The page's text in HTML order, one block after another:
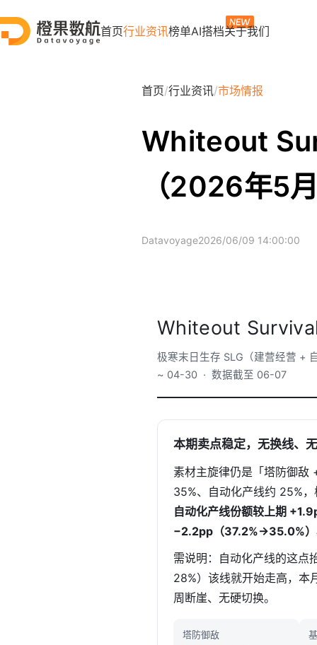
首页行业资讯榜单AI搭档关于我们
首页/行业资讯/市场情报
Whiteout
（2026年5
Datavoyage2026/06/09 14:00:00
Whiteout
极寒末日生存 SLG（建营经营
~ 04-30 · 数据截至 06-07
本期卖点稳定，无换线、
素材主旋律仍是「塔防御敌
35%、自动化产线约 25%
自动化产线份额较上期
−2.2pp（37.2%→35.0%）
需说明：自动化产线的这点
28%）该线就开始走高，
周断崖、无硬切换。
塔防御敌